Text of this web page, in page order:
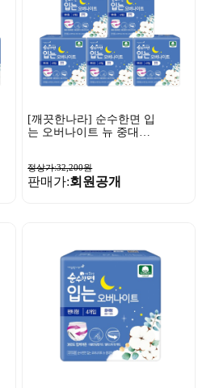
[깨끗한나라] 순수한면 입
는 오버나이트 뉴 중대형
정상가:32,200원
판매가:회원공개